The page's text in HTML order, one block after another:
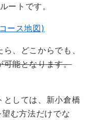
ートです。
ース地図)
、どこからでも、
可能となります。
としては、新小倉橋
む方法だけでな